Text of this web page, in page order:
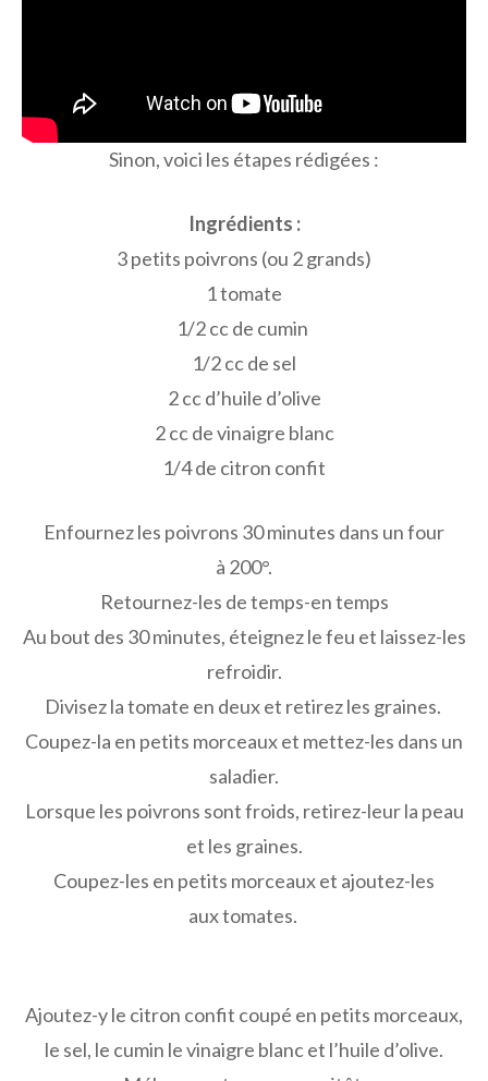
Sinon, voici les étapes rédigées :
Ingrédients :
3 petits poivrons (ou 2 grands)
1 tomate
1/2 cc de cumin
1/2 cc de sel
2 cc d’huile d’olive
2 cc de vinaigre blanc
1/4 de citron confit
Enfournez les poivrons 30 minutes dans un four
à 200°.
Retournez-les de temps-en temps
Au bout des 30 minutes, éteignez le feu et laissez-les
refroidir.
Divisez la tomate en deux et retirez les graines.
Coupez-la en petits morceaux et mettez-les dans un
saladier.
Lorsque les poivrons sont froids, retirez-leur la peau
et les graines.
Coupez-les en petits morceaux et ajoutez-les
aux tomates.
Ajoutez-y le citron confit coupé en petits morceaux,
le sel, le cumin le vinaigre blanc et l’huile d’olive.